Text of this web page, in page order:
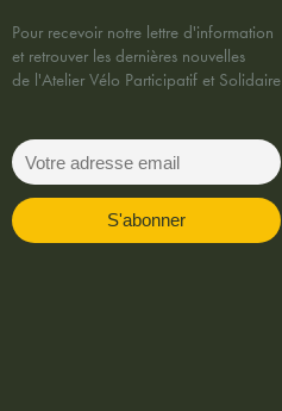
Pour recevoir notre lettre d'information
et retrouver les dernières nouvelles
de l'Atelier Vélo Participatif et Solidaire